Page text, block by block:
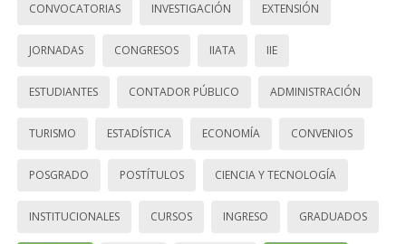
CONVOCATORIAS INVESTIGACIÓN EXTENSIÓN
JORNADAS CONGRESOS IIATA IIE
ESTUDIANTES CONTADOR PÚBLICO ADMINISTRACIÓN
TURISMO ESTADÍSTICA ECONOMÍA CONVENIOS
POSGRADO POSTÍTULOS CIENCIA Y TECNOLOGÍA
INSTITUCIONALES CURSOS INGRESO GRADUADOS